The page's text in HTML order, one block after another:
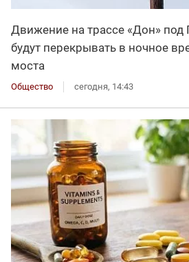
Движение на трассе «Дон»
будут перекрывать в ночное
моста
Общество сегодня, 14:43